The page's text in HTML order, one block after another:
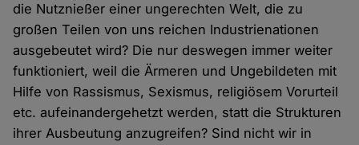
die Nutznießer einer ungerechten Welt, die zu
großen Teilen von uns reichen Industrienationen
ausgebeutet wird? Die nur deswegen immer weiter
funktioniert, weil die Ärmeren und Ungebildeten mit
Hilfe von Rassismus, Sexismus, religiösem Vorurteil
etc. aufeinandergehetzt werden, statt die Strukturen
ihrer Ausbeutung anzugreifen? Sind nicht wir in